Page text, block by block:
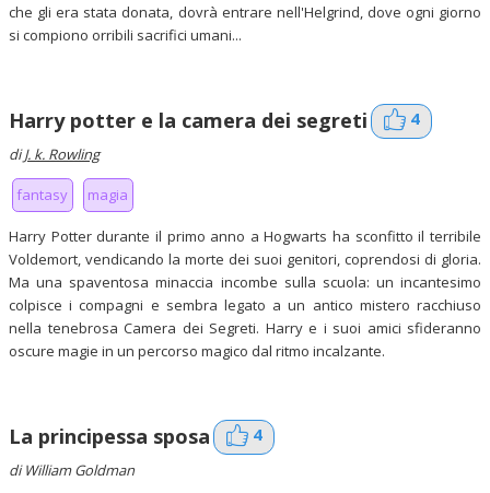
che gli era stata donata, dovrà entrare nell'Helgrind, dove ogni giorno
si compiono orribili sacrifici umani...
Harry potter e la camera dei segreti 4
diJ. k. Rowling
fantasy magia
Harry Potter durante il primo anno a Hogwarts ha sconfitto il terribile
Voldemort, vendicando la morte dei suoi genitori, coprendosi di gloria.
Ma una spaventosa minaccia incombe sulla scuola: un incantesimo
colpisce i compagni e sembra legato a un antico mistero racchiuso
nella tenebrosa Camera dei Segreti. Harry e i suoi amici sfideranno
oscure magie in un percorso magico dal ritmo incalzante.
La principessa sposa 4
di William Goldman